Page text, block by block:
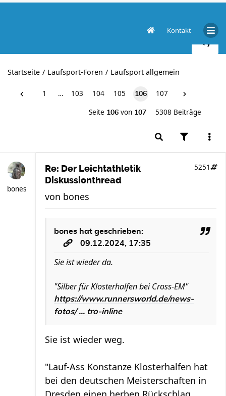
Kontakt
Startseite Laufsport-Foren Laufsport allgemein
1 … 103 104 105 106 107
Seite 106 von 107 5308 Beiträge
bones
Re: Der Leichtathletik
Diskussionthread
5251
von bones
bones hat geschrieben:
09.12.2024, 17:35
Sie ist wieder da.
"Silber für Klosterhalfen bei Cross-EM"
https://www.runnersworld.de/news-
fotos/ ... tro-inline
Sie ist wieder weg.
"Lauf-Ass Konstanze Klosterhalfen hat
bei den deutschen Meisterschaften in